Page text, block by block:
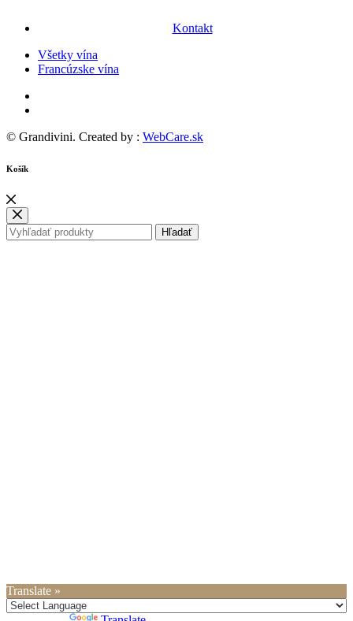
Kontakt
Všetky vína
Francúzske vína
© Grandivini. Created by : WebCare.sk
Košík
Hľadať
Translate »